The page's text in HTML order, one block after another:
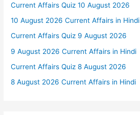
Current Affairs Quiz 10 August 2026
10 August 2026 Current Affairs in Hindi
Current Affairs Quiz 9 August 2026
9 August 2026 Current Affairs in Hindi
Current Affairs Quiz 8 August 2026
8 August 2026 Current Affairs in Hindi